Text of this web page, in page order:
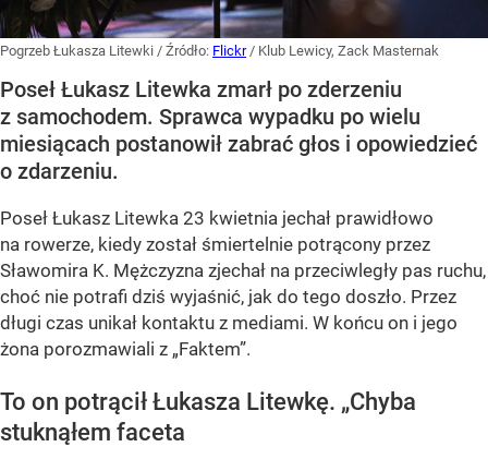
Pogrzeb Łukasza Litewki / Źródło: Flickr / Klub Lewicy, Zack Masternak
Poseł Łukasz Litewka zmarł po zderzeniu
z samochodem. Sprawca wypadku po wielu
miesiącach postanowił zabrać głos i opowiedzieć
o zdarzeniu.
Poseł Łukasz Litewka 23 kwietnia jechał prawidłowo
na rowerze, kiedy został śmiertelnie potrącony przez
Sławomira K. Mężczyzna zjechał na przeciwległy pas ruchu,
choć nie potrafi dziś wyjaśnić, jak do tego doszło. Przez
długi czas unikał kontaktu z mediami. W końcu on i jego
żona porozmawiali z „Faktem”.
To on potrącił Łukasza Litewkę. „Chyba
stuknąłem faceta